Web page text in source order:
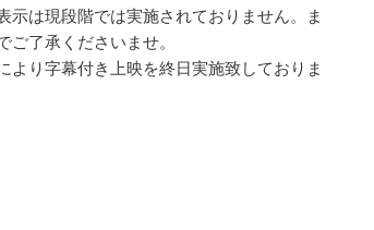
は現段階では実施されておりません。ま
了承くださいませ。
より字幕付き上映を終日実施致しておりま